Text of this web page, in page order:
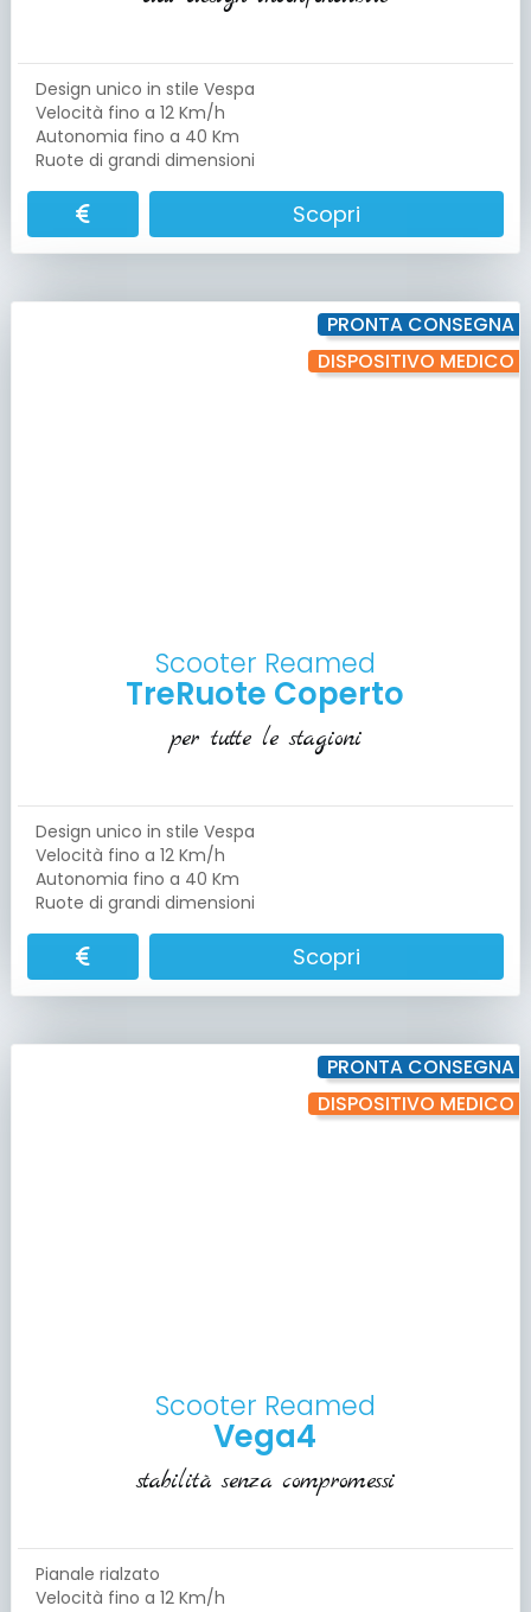
Design unico in stile Vespa
Velocità fino a 12 Km/h
Autonomia fino a 40 Km
Ruote di grandi dimensioni
Scopri
PRONTA CONSEGNA
DISPOSITIVO MEDICO
Scooter Reamed
TreRuote Coperto
per tutte le stagioni
Design unico in stile Vespa
Velocità fino a 12 Km/h
Autonomia fino a 40 Km
Ruote di grandi dimensioni
Scopri
PRONTA CONSEGNA
DISPOSITIVO MEDICO
Scooter Reamed
Vega4
stabilità senza compromessi
Pianale rialzato
Velocità fino a 12 Km/h